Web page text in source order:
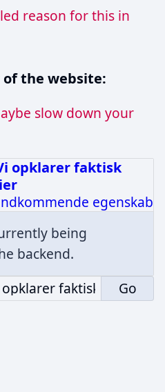
reason for this in
the website:
slow down your
opklarer faktisk
being
backend.